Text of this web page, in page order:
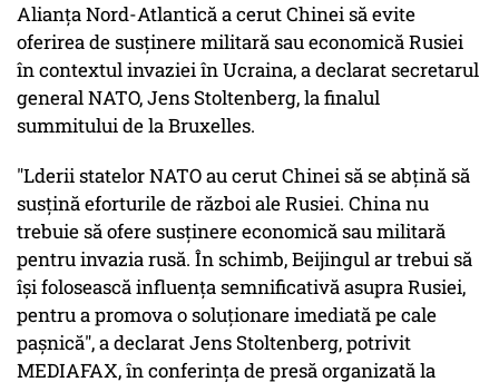
Alianţa Nord-Atlantică a cerut Chinei să evite
oferirea de susţinere militară sau economică Rusiei
în contextul invaziei în Ucraina, a declarat secretarul
general NATO, Jens Stoltenberg, la finalul
summitului de la Bruxelles.
"Lderii statelor NATO au cerut Chinei să se abţină să
susţină eforturile de război ale Rusiei. China nu
trebuie să ofere susţinere economică sau militară
pentru invazia rusă. În schimb, Beijingul ar trebui să
îşi folosească influenţa semnificativă asupra Rusiei,
pentru a promova o soluţionare imediată pe cale
paşnică", a declarat Jens Stoltenberg, potrivit
MEDIAFAX, în conferinţa de presă organizată la